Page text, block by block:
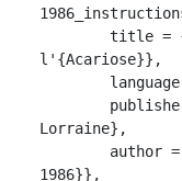
l'{Acariose}},
Lorraine},
1986}},